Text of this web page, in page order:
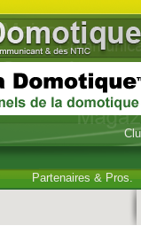
Partenaires & Pros.